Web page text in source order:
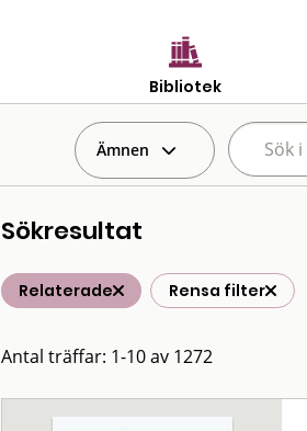
Bibliotek
Ämnen
Sökresultat
Relaterade Rensa filter
Antal träffar: 1-10 av 1272